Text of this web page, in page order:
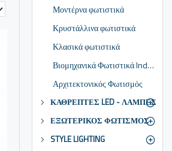
Μοντέρνα φωτιστικά
Κρυστάλλινα φωτιστικά
Κλασικά φωτιστικά
Βιομηχανικά Φωτιστικά Industrial / Vintage
Αρχιτεκτονικός Φωτισμός
ΚΑΘΡΕΠΤΕΣ LED - ΛΑΜΠΕΣ
ΕΞΩΤΕΡΙΚΟΣ ΦΩΤΙΣΜΟΣ
STYLE LIGHTING